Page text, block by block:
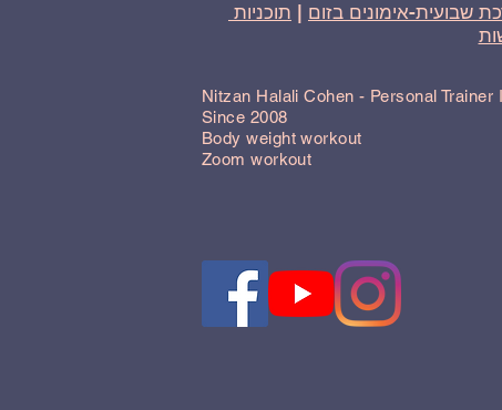
שבועית-אימונים בזום
תוכניות
Nitzan Halali Cohen - Personal Trainer
Since 2008
Body weight workout
Zoom workout